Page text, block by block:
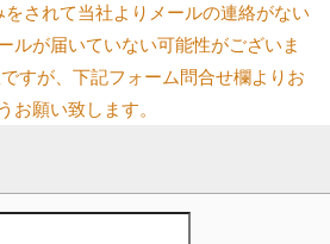
されて当社よりメールの連絡がない
ルが届いていない可能性がございま
すが、下記フォーム問合せ欄よりお
お願い致します。